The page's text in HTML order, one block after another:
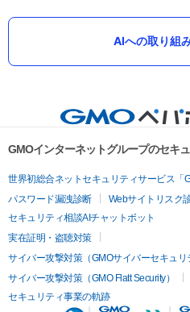
AIへの取り組
GMOインターネットグループのセキ
世界初総合ネットセキュリティサービス「
パスワード漏洩診断
Webサイトリスク
セキュリティ相談AIチャットボット
実在証明・盗聴対策
サイバー攻撃対策（GMOサイバーセキュリ
サイバー攻撃対策（GMO Flatt Security）
セキュリティ事業の軌跡